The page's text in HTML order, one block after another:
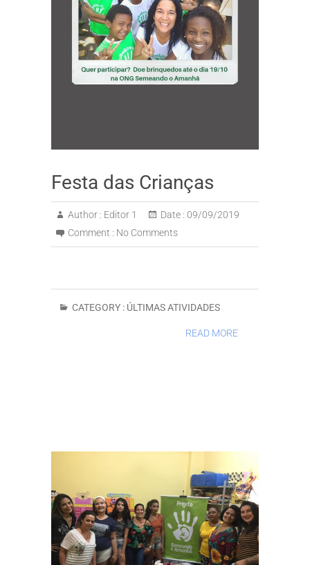
Festa das Crianças
Author : Editor 1 Date : 09/09/2019
Comment : No Comments
CATEGORY : ÚLTIMAS ATIVIDADES
READ MORE